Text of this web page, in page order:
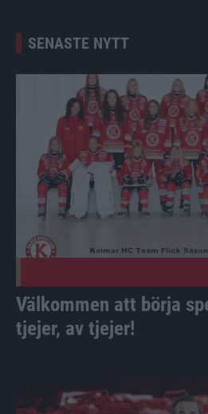
SENASTE NYTT
Välkommen att börja spela
Välkommen att börja
tjejer, av tjejer!
Välkommen, Jonathan!